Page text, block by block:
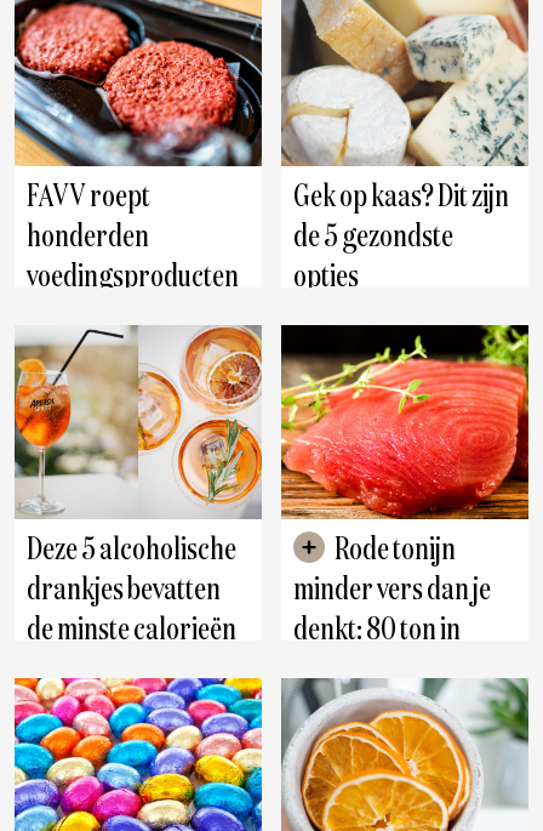
FAVV roept
honderden
voedingsproducten
terug door
schadelijke pesticide
Gek op kaas? Dit zijn
de 5 gezondste
opties
Deze 5 alcoholische
drankjes bevatten
de minste calorieën
minder vers dan je
denkt: 80 ton in
beslag genomen
wegens
gezondheidsgevaar